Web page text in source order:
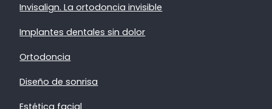
Invisalign. La ortodoncia invisible
Implantes dentales sin dolor
Ortodoncia
Diseño de sonrisa
Estética facial